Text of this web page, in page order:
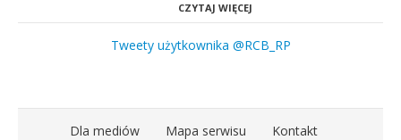
CZYTAJ WIĘCEJ
Tweety użytkownika @RCB_RP
Dla mediów Mapa serwisu Kontakt